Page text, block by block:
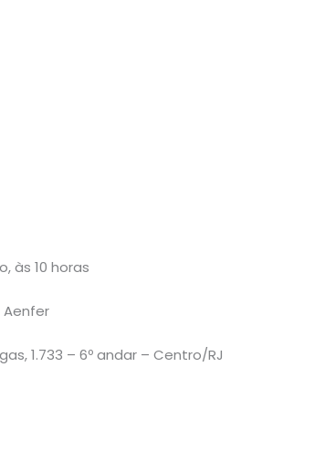
às 10 horas
Aenfer
1.733 – 6º andar – Centro/RJ